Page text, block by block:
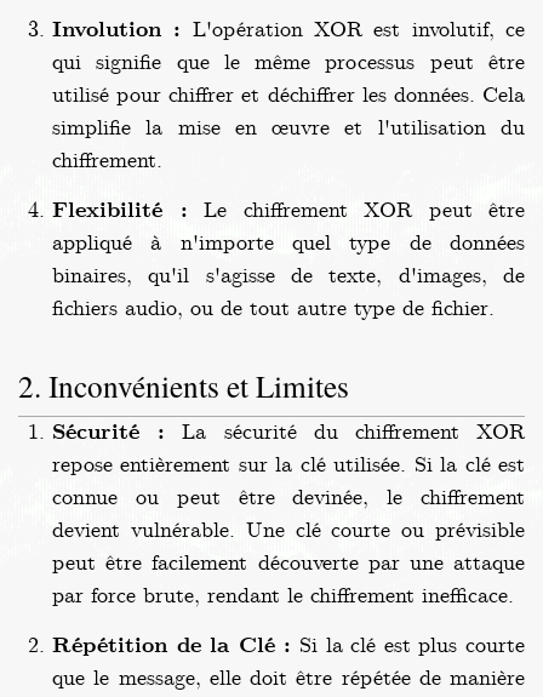
Involution : L'opération XOR est involutif, ce
qui signifie que le même processus peut être
utilisé pour chiffrer et déchiffrer les données. Cela
simplifie la mise en œuvre et l'utilisation du
chiffrement.
Flexibilité : Le chiffrement XOR peut être
appliqué à n'importe quel type de données
binaires, qu'il s'agisse de texte, d'images, de
fichiers audio, ou de tout autre type de fichier.
Inconvénients et Limites
Sécurité : La sécurité du chiffrement XOR
repose entièrement sur la clé utilisée. Si la clé est
connue ou peut être devinée, le chiffrement
devient vulnérable. Une clé courte ou prévisible
peut être facilement découverte par une attaque
par force brute, rendant le chiffrement inefficace.
Répétition de la Clé : Si la clé est plus courte
que le message, elle doit être répétée de manière